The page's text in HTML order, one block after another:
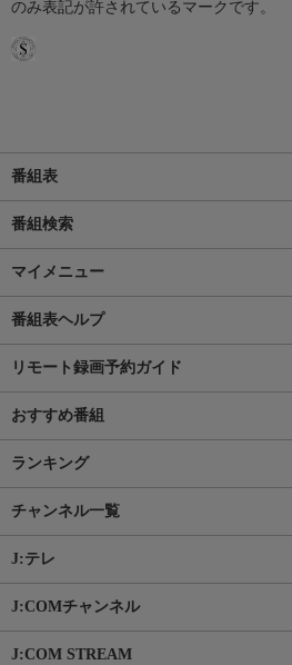
のみ表記が許されているマークです。
番組表
番組検索
マイメニュー
番組表ヘルプ
リモート録画予約ガイド
おすすめ番組
ランキング
チャンネル一覧
J:テレ
J:COMチャンネル
J:COM STREAM